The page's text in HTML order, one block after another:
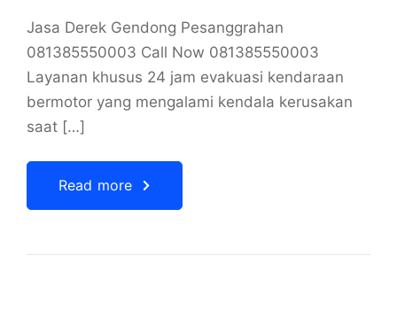
Jasa Derek Gendong Pesanggrahan
081385550003 Call Now 081385550003
Layanan khusus 24 jam evakuasi kendaraan
bermotor yang mengalami kendala kerusakan
saat […]
Read more